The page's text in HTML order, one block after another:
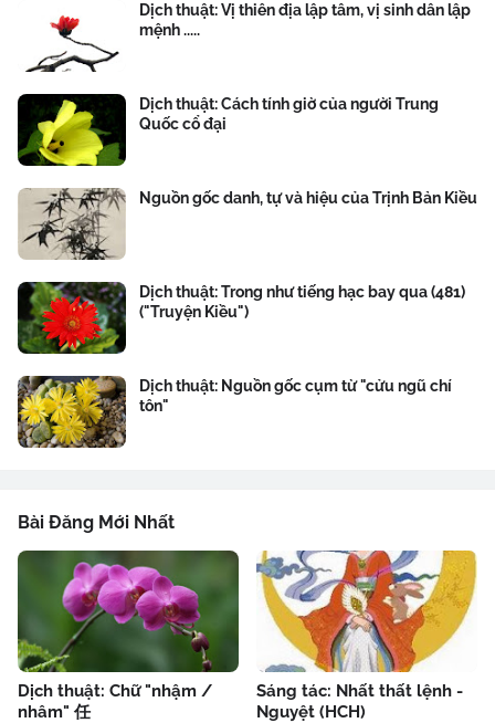
Dịch thuật: Vị thiên địa lập tâm, vị sinh dân lập
mệnh .....
Dịch thuật: Cách tính giờ của người Trung
Quốc cổ đại
Nguồn gốc danh, tự và hiệu của Trịnh Bản Kiều
Dịch thuật: Trong như tiếng hạc bay qua (481)
("Truyện Kiều")
Dịch thuật: Nguồn gốc cụm từ "cửu ngũ chí
tôn"
Bài Đăng Mới Nhất
Dịch thuật: Chữ "nhậm /
nhâm" 任
Sáng tác: Nhất thất lệnh -
Nguyệt (HCH)